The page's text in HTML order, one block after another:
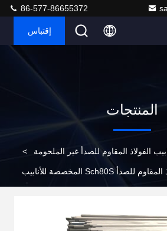
86-577-86655372
إقتباس
المنتجات
الفولاذ المقاوم للصدأ غير الملحومة >